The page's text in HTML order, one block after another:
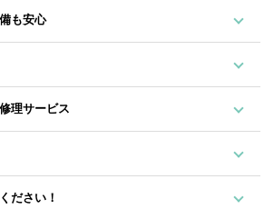
も安心
理サービス
ださい！